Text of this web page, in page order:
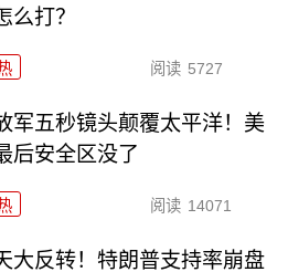
么打？
阅读 5727
军五秒镜头颠覆太平洋！美
后安全区没了
阅读 14071
大反转！特朗普支持率崩盘